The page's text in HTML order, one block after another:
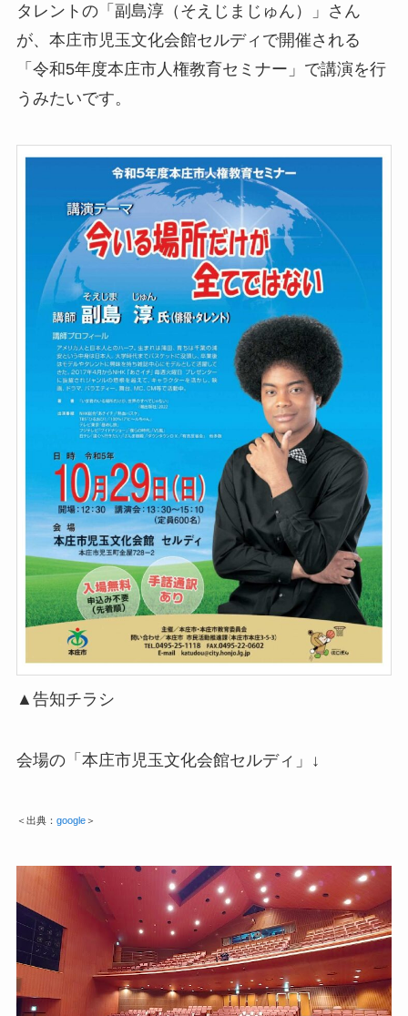
タレントの「副島淳（そえじまじゅん）」さん
が、本庄市児玉文化会館セルディで開催される
「令和5年度本庄市人権教育セミナー」で講演を行
うみたいです。
▲告知チラシ
会場の「本庄市児玉文化会館セルディ」↓
＜出典： google＞